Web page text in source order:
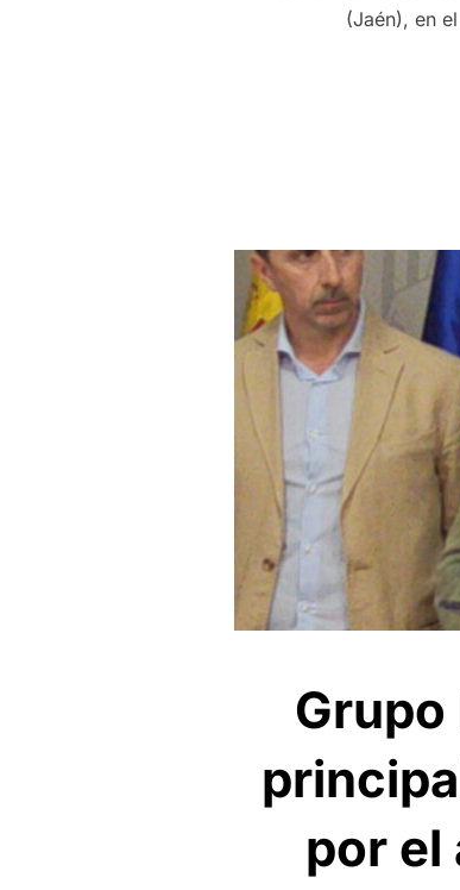
(Jaén), en
por el